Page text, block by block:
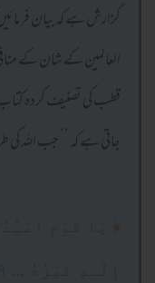
گزارش ہے کہ بیان
العالمین کے شان کے
جاتی ہے کہ ’’ جب اللہ
﴿ يَا قَوْمِ
إِلَـٰهٍ غَيْرُهُ ...